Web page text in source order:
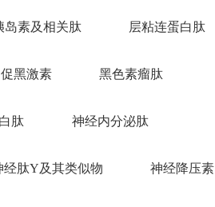
岛素及相关肽 层粘连蛋白肽
促黑激素 黑色素瘤肽
肽 神经内分泌肽
经肽Y及其类似物 神经降压素